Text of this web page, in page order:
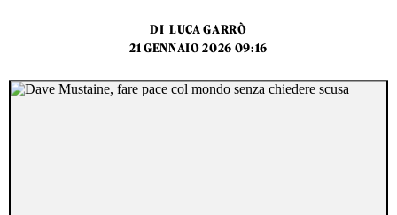
DI LUCA GARRÒ
21 GENNAIO 2026 09:16